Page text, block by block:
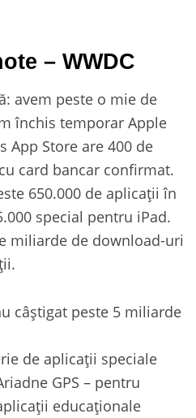
– WWDC
avem peste o mie de
închis temporar Apple
Store are 400 de
card bancar confirmat.
650.000 de aplicații în
special pentru iPad.
miliarde de download-uri
câștigat peste 5 miliarde
de aplicații speciale
GPS – pentru
educaționale